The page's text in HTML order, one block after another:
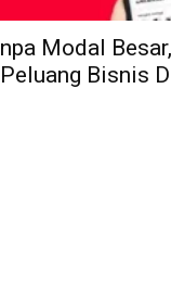
Modal
Bisnis